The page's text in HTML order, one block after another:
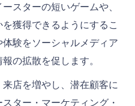
スターの短いゲームや、
獲得できるようにするこ
験をソーシャルメディア
の拡散を促します。
店を増やし、潜在顧客に
ター・マーケティング・